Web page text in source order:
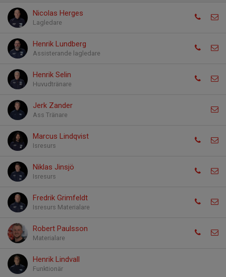
Nicolas Herges
Lagledare
Henrik Lundberg
Assisterande lagledare
Henrik Selin
Huvudtränare
Jerk Zander
Ass Tränare
Marcus Lindqvist
Isresurs
Niklas Jinsjö
Isresurs
Fredrik Grimfeldt
Isresurs Materialare
Robert Paulsson
Materialare
Henrik Lindvall
Funktionär